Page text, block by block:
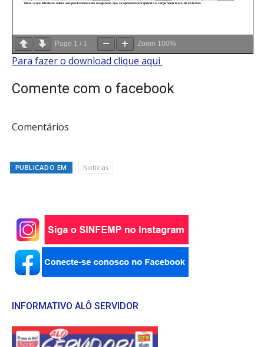
Page 1 / 1 Zoom 100%
Para fazer o download clique aqui
Comente com o facebook
Comentários
PUBLICADO EM Notícias
INFORMATIVO ALÔ SERVIDOR